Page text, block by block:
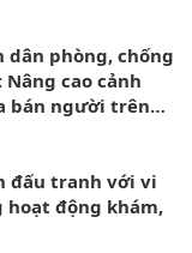
dân phòng, chống
cao cảnh
bán người trên
đấu tranh với vi
động khám,